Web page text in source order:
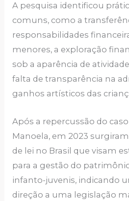
A pesquisa identificou
comuns, como a
responsabilidades
menores, a exploração
sob a aparência de
falta de transparência na
ganhos artísticos das
Após a repercussão do
Manoela, em 2023
de lei no Brasil que visam
para a gestão do
infanto-juvenis, indicando
direção a uma legislação